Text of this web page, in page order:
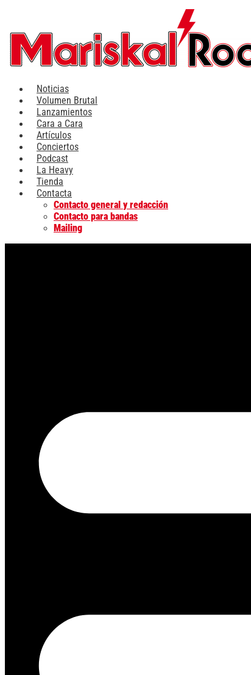
contenido
Noticias
Volumen Brutal
Lanzamientos
Cara a Cara
Artículos
Conciertos
Podcast
La Heavy
Tienda
Contacta
Contacto general y redacción
Contacto para bandas
Mailing